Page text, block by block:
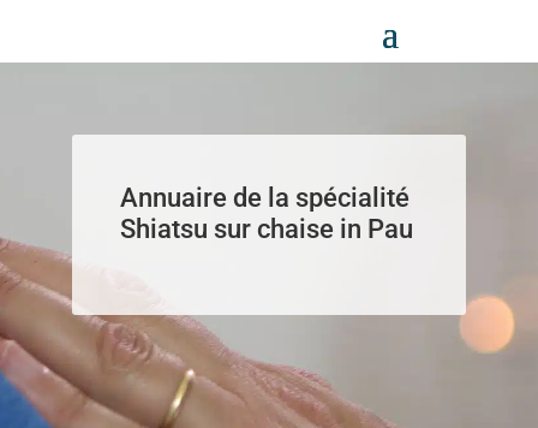
Annuaire de la spécialité
Shiatsu sur chaise in Pau